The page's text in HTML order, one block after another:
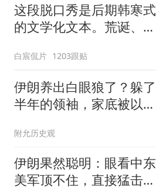
这段脱口秀是后期韩寒式
的文学化文本。荒诞、激
白宸侃片 1203跟贴
伊朗养出白眼狼了？躲了
半年的领袖，家底被以色
附允历史观
伊朗果然聪明：眼看中东
美军顶不住，直接猛击要